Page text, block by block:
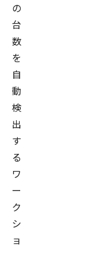
の
台
数
を
自
動
検
出
す
る
ワ
ー
ク
シ
ョ